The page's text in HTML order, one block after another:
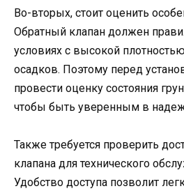
Во-вторых, стоит оценить
Обратный клапан должен
условиях с высокой
осадков. Поэтому перед
провести оценку состояния
чтобы быть уверенным в
Также требуется проверить
клапана для технического
Удобство доступа позволит